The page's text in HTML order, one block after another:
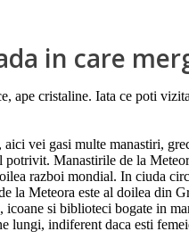
in care
ape cristaline. Iata ce poti
vei gasi multe manastiri,
Manastirile de la
razboi mondial. In ciuda
la Meteora este al doilea din
si biblioteci bogate in
lungi, indiferent daca esti